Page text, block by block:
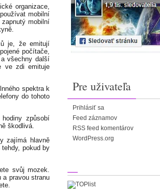
organizace,
mobilní
mobilní
je, že emitují
počítače,
všechny další
ve zdi emituje
spektra k
do tohoto
způsobí
škodlivá.
zajímá hlavně
pokud by
svůj mozek.
pravou stranu
Pre uživateľa
Prihlásiť sa
Feed záznamov
RSS feed komentárov
WordPress.org